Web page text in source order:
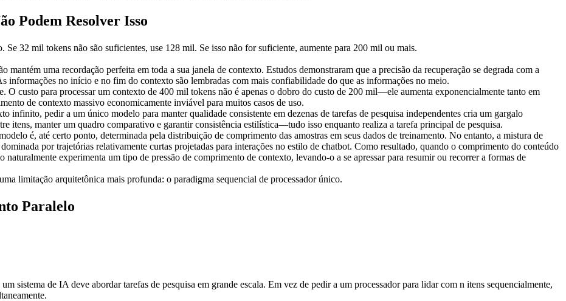
Podem Resolver Isso
32 mil tokens não são suficientes, use 128 mil. Se isso não for suficiente, aumente para 200 mil ou mais.
mantém uma recordação perfeita em toda a sua janela de contexto. Estudos demonstraram que a precisão da recuperação se degrada com a
no início e no fim do contexto são lembradas com mais confiabilidade do que as informações no meio.
O custo para processar um contexto de 400 mil tokens não é apenas o dobro do custo de 200 mil—ele aumenta exponencialmente tanto em
de contexto massivo economicamente inviável para muitos casos de uso.
infinito, pedir a um único modelo para manter qualidade consistente em dezenas de tarefas de pesquisa independentes cria um gargalo
itens, manter um quadro comparativo e garantir consistência estilística—tudo isso enquanto realiza a tarefa principal de pesquisa.
é, até certo ponto, determinada pela distribuição de comprimento das amostras em seus dados de treinamento. No entanto, a mistura de
por trajetórias relativamente curtas projetadas para interações no estilo de chatbot. Como resultado, quando o comprimento do conteúdo
experimenta um tipo de pressão de comprimento de contexto, levando-o a se apressar para resumir ou recorrer a formas de
limitação arquitetônica mais profunda: o paradigma sequencial de processador único.
Paralelo
sistema de IA deve abordar tarefas de pesquisa em grande escala. Em vez de pedir a um processador para lidar com n itens sequencialmente,